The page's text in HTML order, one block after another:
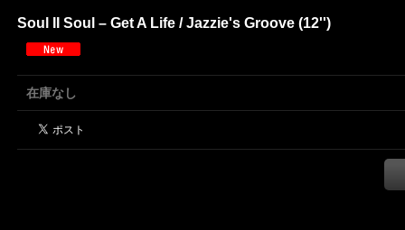
Soul II Soul – Get A Life / Jazzie's Groove (12'')
在庫なし